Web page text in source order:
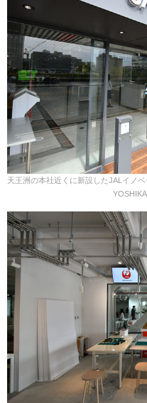
天王洲の本社近くに新設したJALイノ